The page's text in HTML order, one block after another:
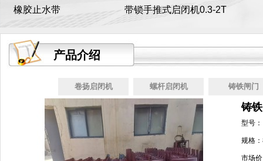
带锁手推式启闭机0.3-2T
产品介绍
卷扬启闭机 螺杆启闭机 铸铁闸门
铸
型号：
规格
市场